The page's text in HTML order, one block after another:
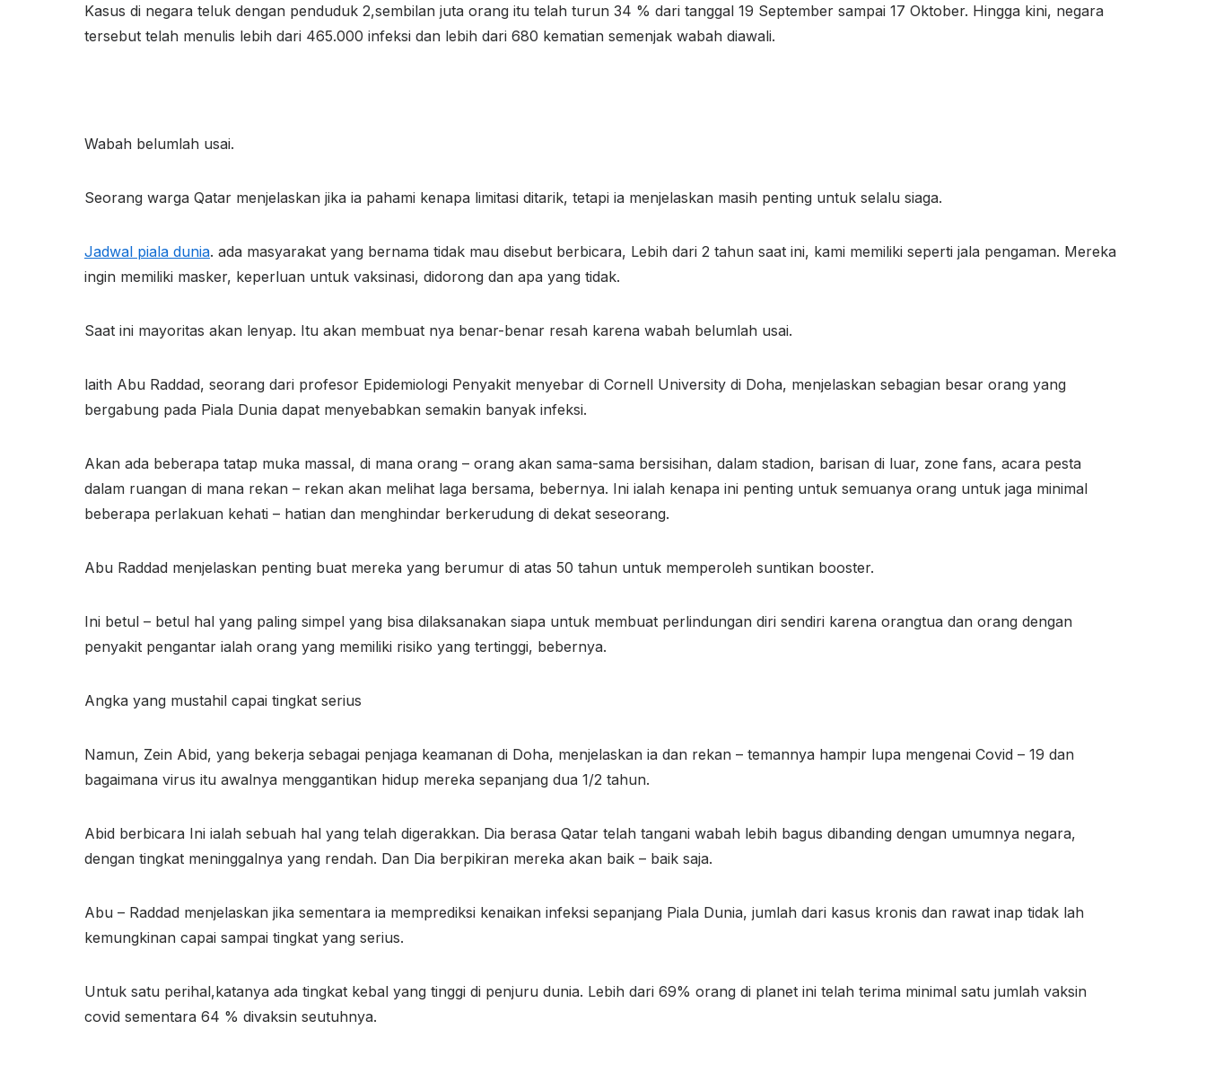
Kasus di negara teluk dengan penduduk 2,sembilan juta orang itu telah turun 34 % dari tanggal 19 September sampai 17 Oktober. Hingga kini, negara
tersebut telah menulis lebih dari 465.000 infeksi dan lebih dari 680 kematian semenjak wabah diawali.
Wabah belumlah usai.
Seorang warga Qatar menjelaskan jika ia pahami kenapa limitasi ditarik, tetapi ia menjelaskan masih penting untuk selalu siaga.
Jadwal piala dunia. ada masyarakat yang bernama tidak mau disebut berbicara, Lebih dari 2 tahun saat ini, kami memiliki seperti jala pengaman. Mereka
ingin memiliki masker, keperluan untuk vaksinasi, didorong dan apa yang tidak.
Saat ini mayoritas akan lenyap. Itu akan membuat nya benar-benar resah karena wabah belumlah usai.
laith Abu Raddad, seorang dari profesor Epidemiologi Penyakit menyebar di Cornell University di Doha, menjelaskan sebagian besar orang yang
bergabung pada Piala Dunia dapat menyebabkan semakin banyak infeksi.
Akan ada beberapa tatap muka massal, di mana orang – orang akan sama-sama bersisihan, dalam stadion, barisan di luar, zone fans, acara pesta
dalam ruangan di mana rekan – rekan akan melihat laga bersama, bebernya. Ini ialah kenapa ini penting untuk semuanya orang untuk jaga minimal
beberapa perlakuan kehati – hatian dan menghindar berkerudung di dekat seseorang.
Abu Raddad menjelaskan penting buat mereka yang berumur di atas 50 tahun untuk memperoleh suntikan booster.
Ini betul – betul hal yang paling simpel yang bisa dilaksanakan siapa untuk membuat perlindungan diri sendiri karena orangtua dan orang dengan
penyakit pengantar ialah orang yang memiliki risiko yang tertinggi, bebernya.
Angka yang mustahil capai tingkat serius
Namun, Zein Abid, yang bekerja sebagai penjaga keamanan di Doha, menjelaskan ia dan rekan – temannya hampir lupa mengenai Covid – 19 dan
bagaimana virus itu awalnya menggantikan hidup mereka sepanjang dua 1/2 tahun.
Abid berbicara Ini ialah sebuah hal yang telah digerakkan. Dia berasa Qatar telah tangani wabah lebih bagus dibanding dengan umumnya negara,
dengan tingkat meninggalnya yang rendah. Dan Dia berpikiran mereka akan baik – baik saja.
Abu – Raddad menjelaskan jika sementara ia memprediksi kenaikan infeksi sepanjang Piala Dunia, jumlah dari kasus kronis dan rawat inap tidak lah
kemungkinan capai sampai tingkat yang serius.
Untuk satu perihal,katanya ada tingkat kebal yang tinggi di penjuru dunia. Lebih dari 69% orang di planet ini telah terima minimal satu jumlah vaksin
covid sementara 64 % divaksin seutuhnya.